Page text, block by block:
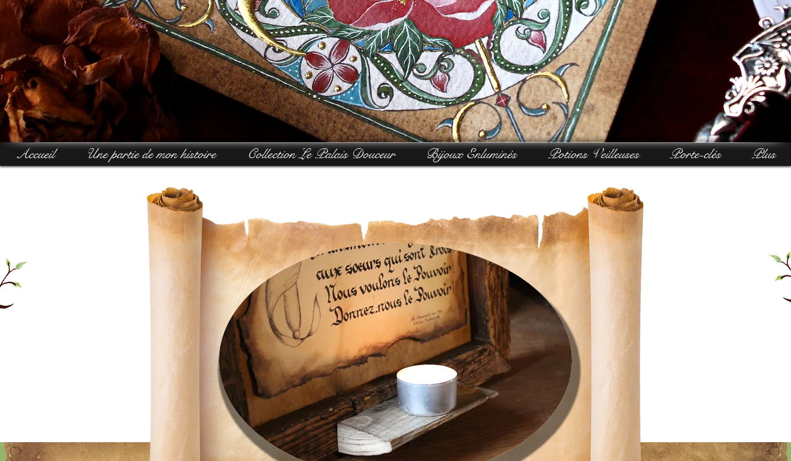
Accueil Une partie de mon histoire Collection Le Palais Douceur Bijoux Enluminés Potions Veilleuses Porte-clés Plus